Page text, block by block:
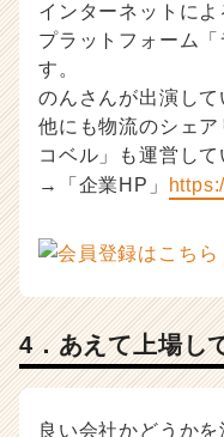
インターネットに
プラットフォーム
す。
のんさんが出演して
他にも物流のシェ
コベル」も運営して
→「企業HP」
4．あえて上場し
良い会社かどうか